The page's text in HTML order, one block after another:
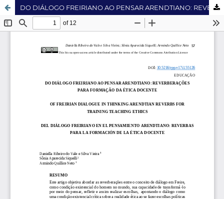
DO DIÁLOGO FREIRIANO AO PENSAR ARENDTIANO: REVERBERAÇÕES PARA FORMAÇÃO DA ÉTICA DOCENTE